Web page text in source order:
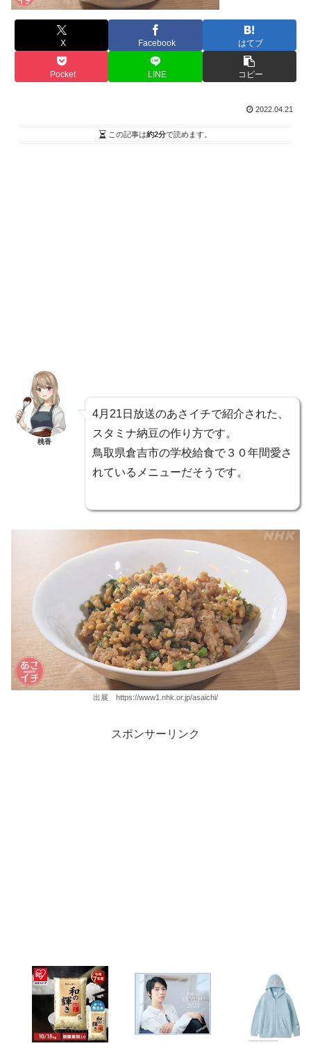
X Facebook はてブ
Pocket LINE コピー
2022.04.21
この記事は約2分で読めます。
桃香
4月21日放送のあさイチで紹介された、
スタミナ納豆の作り方です。
鳥取県倉吉市の学校給食で３０年間愛さ
れているメニューだそうです。
出展 https://www1.nhk.or.jp/asaichi/
スポンサーリンク